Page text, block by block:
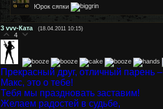
Юрок сяпки
3 vvv-Ката (18.04.2011 10:15)
4
Прекрасный друг, отличный парень –
Макс, это о тебе!
Тебя мы праздновать заставим!
Желаем радостей в судьбе,